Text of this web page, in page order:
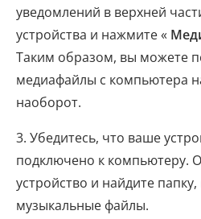
уведомлений в верхней
устройства и нажмите «
Таким образом, вы можете
медиафайлы с компьютера
наоборот.
3. Убедитесь, что ваше
подключено к компьютеру.
устройство и найдите папку,
музыкальные файлы.